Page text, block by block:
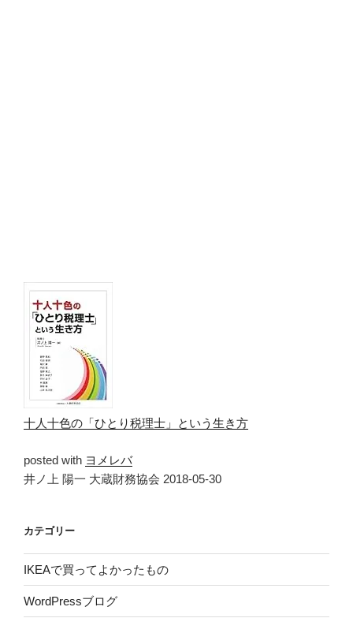
十人十色の「ひとり税理士」という生き方
posted with ヨメレバ
井ノ上 陽一 大蔵財務協会 2018-05-30
カテゴリー
IKEAで買ってよかったもの
WordPressブログ